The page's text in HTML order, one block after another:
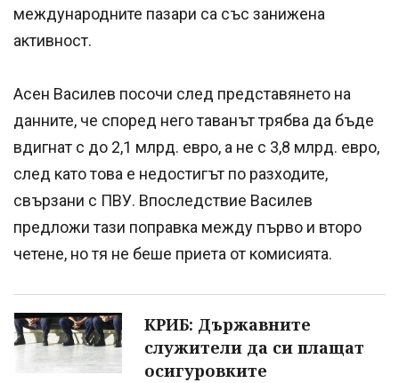
международните пазари са със занижена
активност.
Асен Василев посочи след представянето на
данните, че според него таванът трябва да бъде
вдигнат с до 2,1 млрд. евро, а не с 3,8 млрд. евро,
след като това е недостигът по разходите,
свързани с ПВУ. Впоследствие Василев
предложи тази поправка между първо и второ
четене, но тя не беше приета от комисията.
КРИБ: Държавните
служители да си плащат
осигуровките